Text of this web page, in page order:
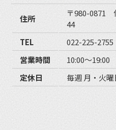
住所
〒980-0871
44
TEL
022-225-2755
営業時間
10:00〜19:00
定休日
毎週 月・火曜